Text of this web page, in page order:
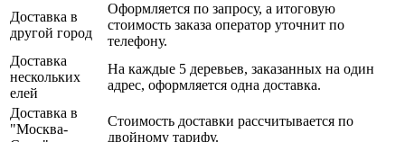
Доставка в
другой город
Оформляется по запросу, а итоговую
стоимость заказа оператор уточнит по
телефону.
Доставка
нескольких
елей
На каждые 5 деревьев, заказанных на один
адрес, оформляется одна доставка.
Доставка в
"Москва-
Стоимость доставки рассчитывается по
двойному тарифу.